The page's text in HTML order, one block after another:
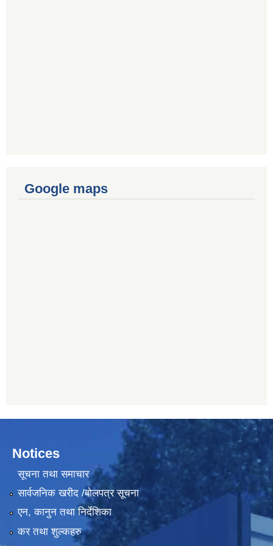
Google maps
Notices
सूचना तथा समाचार
सार्वजनिक खरीद /बोलपत्र सूचना
एन, कानुन तथा निर्देशिका
कर तथा शुल्कहरु